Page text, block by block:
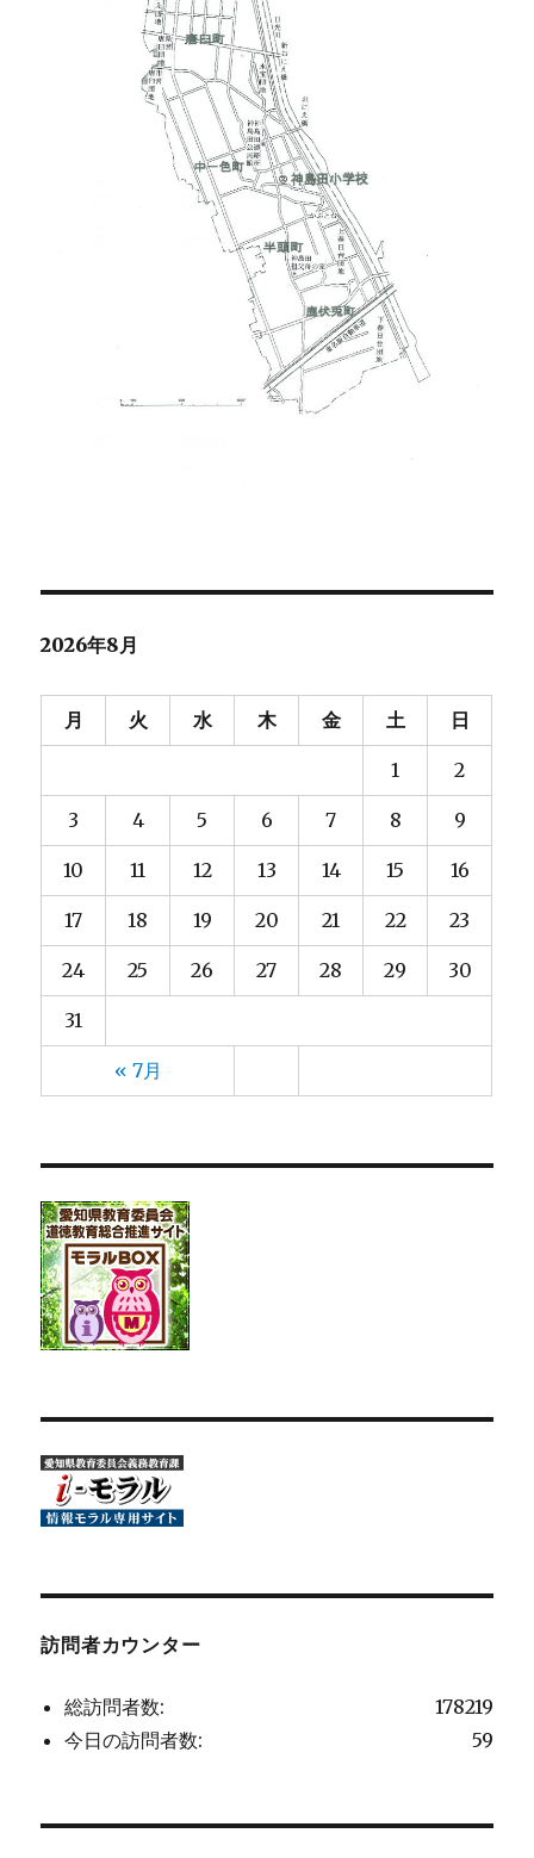
2026年8月
月 火 水 木 金 土 日
« 7月
1 2
3 4 5 6 7 8 9
10 11 12 13 14 15 16
17 18 19 20 21 22 23
24 25 26 27 28 29 30
31
訪問者カウンター
178219
総訪問者数:
59
今日の訪問者数: